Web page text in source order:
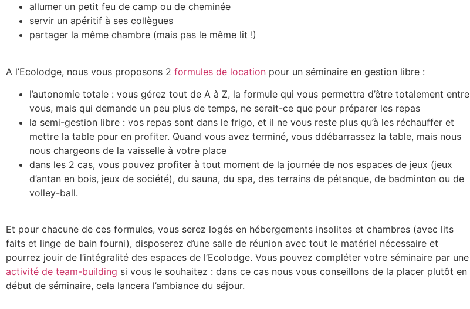
allumer un petit feu de camp ou de cheminée
servir un apéritif à ses collègues
partager la même chambre (mais pas le même lit !)
A l’Ecolodge, nous vous proposons 2 formules de location pour un séminaire en gestion libre :
l’autonomie totale : vous gérez tout de A à Z, la formule qui vous permettra d’être totalement entre
vous, mais qui demande un peu plus de temps, ne serait-ce que pour préparer les repas
la semi-gestion libre : vos repas sont dans le frigo, et il ne vous reste plus qu’à les réchauffer et
mettre la table pour en profiter. Quand vous avez terminé, vous ddébarrassez la table, mais nous
nous chargeons de la vaisselle à votre place
dans les 2 cas, vous pouvez profiter à tout moment de la journée de nos espaces de jeux (jeux
d’antan en bois, jeux de société), du sauna, du spa, des terrains de pétanque, de badminton ou de
volley-ball.
Et pour chacune de ces formules, vous serez logés en hébergements insolites et chambres (avec lits
faits et linge de bain fourni), disposerez d’une salle de réunion avec tout le matériel nécessaire et
pourrez jouir de l’intégralité des espaces de l’Ecolodge. Vous pouvez compléter votre séminaire par une
activité de team-building si vous le souhaitez : dans ce cas nous vous conseillons de la placer plutôt en
début de séminaire, cela lancera l’ambiance du séjour.